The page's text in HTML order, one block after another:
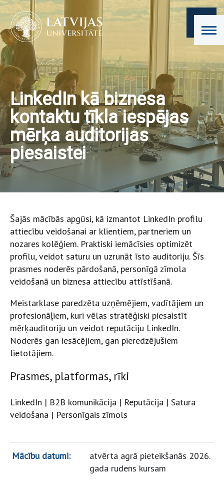
LinkedIn kā biznesa
kontaktu tīkla iespējas
mērķa auditorijas
piesaistei
Šajās mācībās apgūsi, kā izmantot LinkedIn profilu
attiecību veidošanai ar klientiem, partneriem un
nozares kolēģiem. Praktiski iemācīsies optimizēt
profilu, veidot saturu un uzrunāt īsto auditoriju. Šīs
prasmes noderēs pārdošanā, personīgā zīmola
veidošanā un biznesa attiecību attīstīšanā.
Meistarklase paredzēta uzņēmējiem, vadītājiem un
profesionāļiem, kuri vēlas stratēģiski piesaistīt
mērķauditoriju un veidot reputāciju LinkedIn.
Noderēs gan iesācējiem, gan pieredzējušiem
lietotājiem.
Prasmes, platformas, rīki
LinkedIn | B2B komunikācija | Reputācija | Satura
veidošana | Personīgais zīmols
Mācību datumi:
atvērta agrā pieteikšanās 2026.
gada rudens kursam